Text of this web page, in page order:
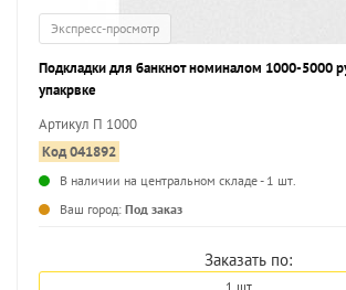
Экспресс-просмотр
Подкладки для банкнот номиналом 1000-5000
упакрвке
Артикул П 1000
Код 041892
В наличии на центральном складе - 1 шт.
Ваш город: Под заказ
Заказать по:
1 шт.